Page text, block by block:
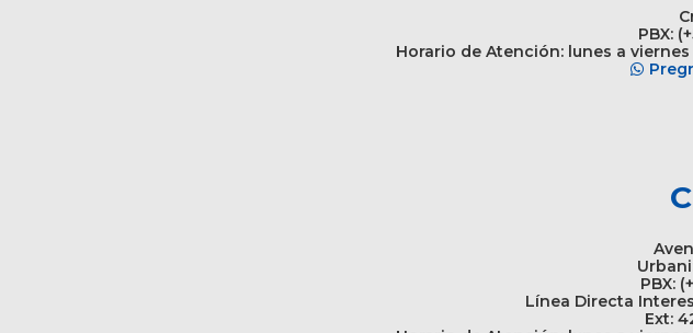
PBX:
Horario de Atención: lunes a viernes
PBX:
Línea Directa
Ext: